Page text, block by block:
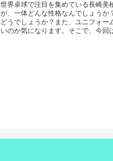
世界卓球で注目を集めている長崎美
が、一体どんな性格なんでしょうか
どうでしょうか？また、ユニフォ
いのか気になります。そこで、今回